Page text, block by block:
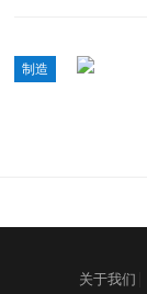
制造
关于我们